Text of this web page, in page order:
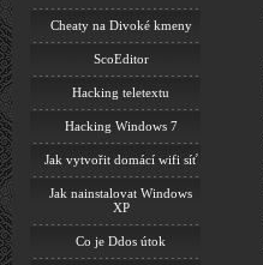
Cheaty na Divoké kmeny
ScoEditor
Hacking teletextu
Hacking Windows 7
Jak vytvořit domácí wifi síť
Jak nainstalovat Windows
XP
Co je Ddos útok